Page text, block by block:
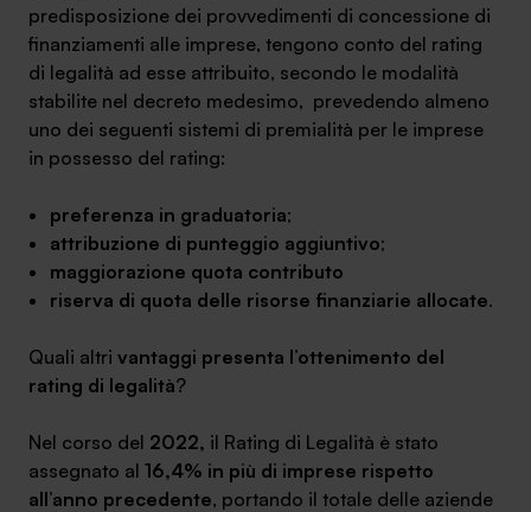
predisposizione dei provvedimenti di concessione di
finanziamenti alle imprese, tengono conto del rating
di legalità ad esse attribuito, secondo le modalità
stabilite nel decreto medesimo, prevedendo almeno
uno dei seguenti sistemi di premialità per le imprese
in possesso del rating:
preferenza in graduatoria;
attribuzione di punteggio aggiuntivo;
maggiorazione quota contributo
riserva di quota delle risorse finanziarie allocate.
Quali altri vantaggi presenta l’ottenimento del
rating di legalità?
Nel corso del 2022, il Rating di Legalità è stato
assegnato al 16,4% in più di imprese rispetto
all’anno precedente, portando il totale delle aziende